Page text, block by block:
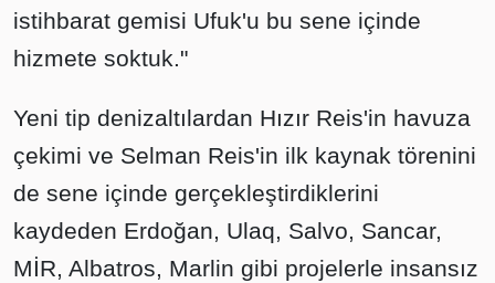
istihbarat gemisi Ufuk'u bu sene içinde
hizmete soktuk."
Yeni tip denizaltılardan Hızır Reis'in havuza
çekimi ve Selman Reis'in ilk kaynak törenini
de sene içinde gerçekleştirdiklerini
kaydeden Erdoğan, Ulaq, Salvo, Sancar,
MİR, Albatros, Marlin gibi projelerle insansız